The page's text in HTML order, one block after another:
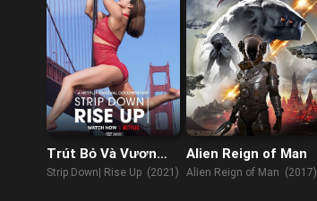
Trút Bỏ Và Vươn
Lên
Strip Down| Rise Up (2021)
Alien Reign of Man
Alien Reign of Man (2017)